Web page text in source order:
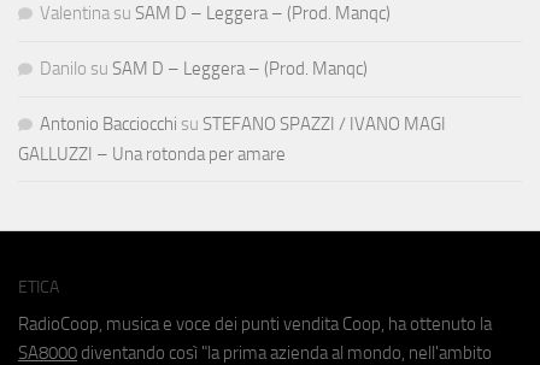
Valentina su SAM D – Leggera – (Prod. Manqc)
Danilo su SAM D – Leggera – (Prod. Manqc)
Antonio Bacciocchi su STEFANO SPAZZI / IVANO MAGI
GALLUZZI – Una rotonda per amare
ETICA
RadioCoop, musica e voce dei punti vendita Coop, ha ottenuto la
SA8000 diventando così "la prima azienda al mondo, nell'ambito